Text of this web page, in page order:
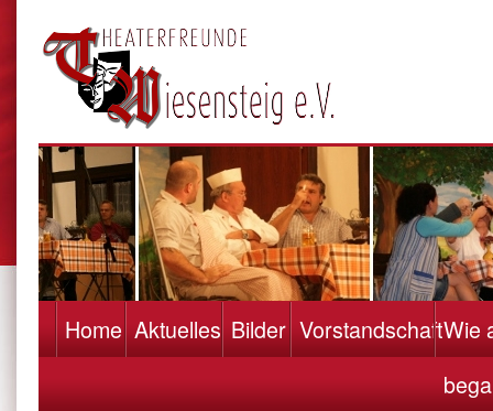
Home Aktuelles Bilder VorstandschaftWie